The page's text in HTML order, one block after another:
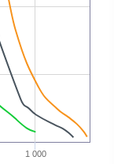
1 000